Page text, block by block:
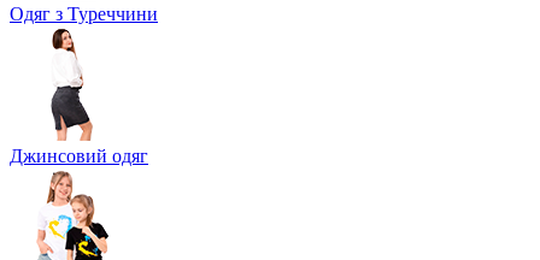
Одяг з Туреччини
Джинсовий одяг